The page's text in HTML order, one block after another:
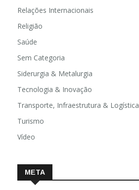
Relações Internacionais
Religião
Saúde
Sem Categoria
Siderurgia & Metalurgia
Tecnologia & Inovação
Transporte, Infraestrutura & Logística
Turismo
Vídeo
META